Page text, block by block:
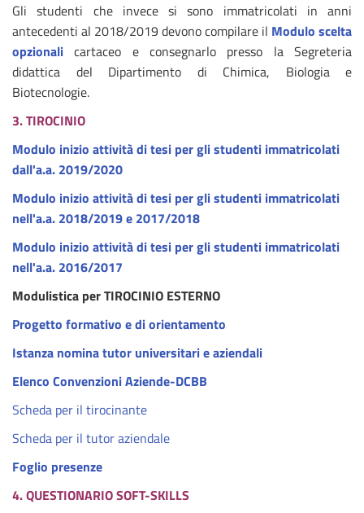
Gli studenti che invece si sono immatricolati in anni
antecedenti al 2018/2019 devono compilare il Modulo scelta
opzionali cartaceo e consegnarlo presso la Segreteria
didattica del Dipartimento di Chimica, Biologia e
Biotecnologie.
3. TIROCINIO
Modulo inizio attività di tesi per gli studenti immatricolati
dall'a.a. 2019/2020
Modulo inizio attività di tesi per gli studenti immatricolati
nell'a.a. 2018/2019 e 2017/2018
Modulo inizio attività di tesi per gli studenti immatricolati
nell'a.a. 2016/2017
Modulistica per TIROCINIO ESTERNO
Progetto formativo e di orientamento
Istanza nomina tutor universitari e aziendali
Elenco Convenzioni Aziende-DCBB
Scheda per il tirocinante
Scheda per il tutor aziendale
Foglio presenze
4. QUESTIONARIO SOFT-SKILLS